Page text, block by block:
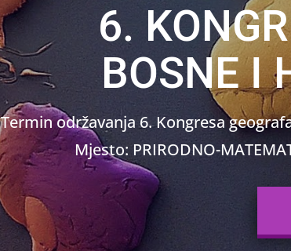
6.
BOSNE I
Termin održavanja 6. Kongresa
Mjesto: PRIRODNO-